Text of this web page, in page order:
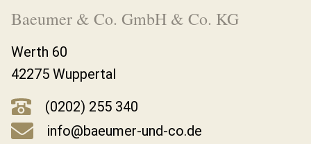
Baeumer & Co. GmbH & Co. KG
Werth 60
42275 Wuppertal
(0202) 255 340
info@baeumer-und-co.de